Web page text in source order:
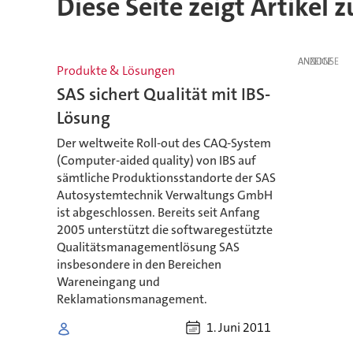
Diese Seite zeigt Artikel
Produkte & Lösungen
SAS sichert Qualität mit IBS-
Lösung
Der weltweite Roll-out des CAQ-System
(Computer-aided quality) von IBS auf
sämtliche Produktionsstandorte der SAS
Autosystemtechnik Verwaltungs GmbH
ist abgeschlossen. Bereits seit Anfang
2005 unterstützt die softwaregestützte
Qualitätsmanagementlösung SAS
insbesondere in den Bereichen
Wareneingang und
Reklamationsmanagement.
1. Juni 2011
ANZEIGE